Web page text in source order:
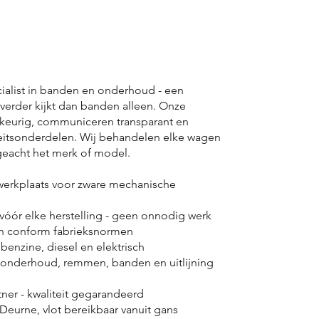
in banden en onderhoud - een
kijkt dan banden alleen. Onze
communiceren transparant en
Wij behandelen elke wagen
het merk of model.
voor zware mechanische
elke herstelling - geen onnodig werk
conform fabrieksnormen
diesel en elektrisch
remmen, banden en uitlijning
- kwaliteit gegarandeerd
vlot bereikbaar vanuit gans